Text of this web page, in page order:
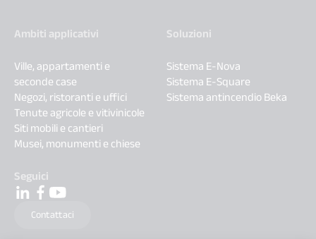
Ambiti applicativi
Ville, appartamenti e
seconde case
Negozi, ristoranti e uffici
Tenute agricole e vitivinicole
Siti mobili e cantieri
Musei, monumenti e chiese
Soluzioni
Sistema E-Nova
Sistema E-Square
Sistema antincendio Beka
Seguici
Contattaci